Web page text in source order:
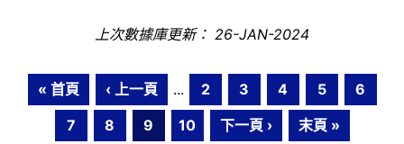
上次數據庫更新： 26-JAN-2024
« 首頁 ‹ 上一頁 ... 2 3 4 5
6
7
8 9 10 下一頁 › 末頁 »